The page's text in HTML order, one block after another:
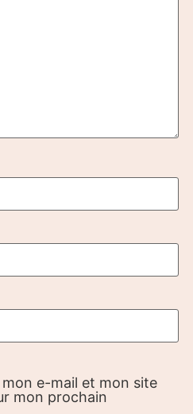
e-mail et mon site
mon prochain